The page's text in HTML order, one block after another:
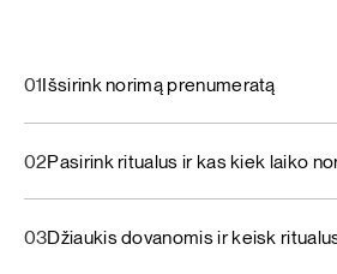
01Išsirink norimą prenumeratą
02Pasirink ritualus ir kas kiek laiko
03Džiaukis dovanomis ir keisk